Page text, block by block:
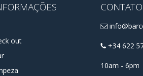
out
CONTATO
+34 622
10am - 6pm